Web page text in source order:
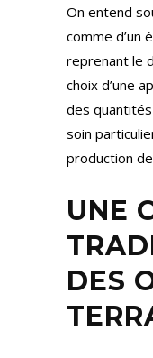
On entend
comme d’un
reprenant le
choix d’une
des
soin
production
UNE
DES